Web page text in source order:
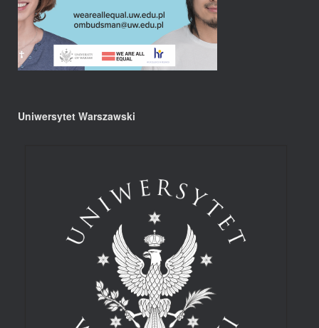
Uniwersytet Warszawski